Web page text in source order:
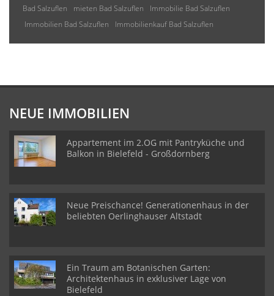
Bad Salzuflen
mieten Bad Salzuflen
Immobilie Bad Salzuflen
Immobilien Bad Salzuflen
Immobilienkauf Bad Salzuflen
NEUE IMMOBILIEN
Appartement im 2.OG mit Pantryküche und
Balkon in Bielefeld - Großdornberg
Neue Preischance! Generationenhaus in der
beliebten Oerlinghauser Altstadt
Ein Traum am Botanischen Garten:
Architektenhaus in exklusiver Lage von
Bielefeld